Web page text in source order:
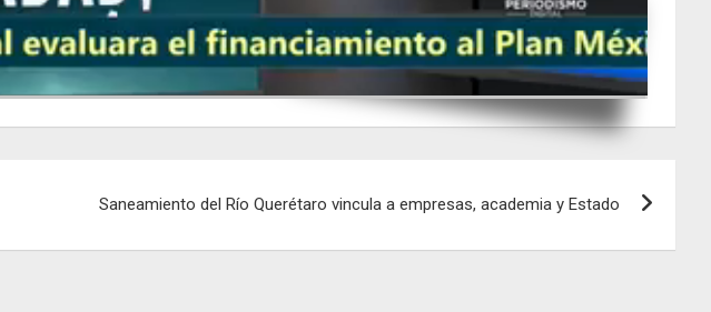
Saneamiento del Río Querétaro vincula a empresas, academia y Estado